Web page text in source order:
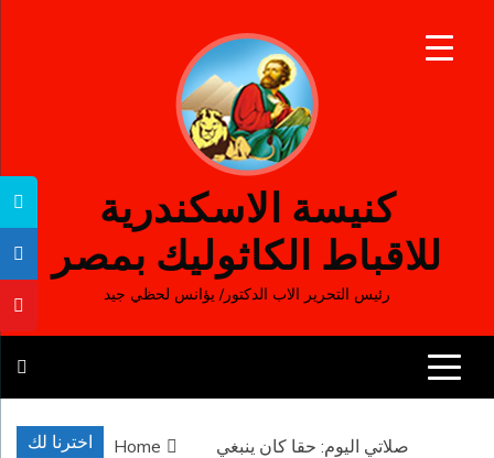
كنيسة الاسكندرية
للاقباط الكاثوليك بمصر
رئيس التحرير الاب الدكتور/ يؤانس لحظي جيد
اخترنا لك Home صلاتي اليوم: حقا كان ينبغي